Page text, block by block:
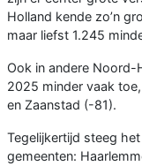
Holland kende zo’n
maar liefst 1.245
Ook in andere Noord-
2025 minder vaak
en Zaanstad (-81).
Tegelijkertijd steeg
gemeenten: